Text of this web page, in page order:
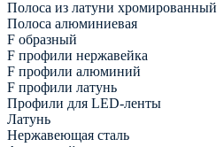
Полоса из латуни хромированный
Полоса алюминиевая
F образный
F профили нержавейка
F профили алюминий
F профили латунь
Профили для LED-ленты
Латунь
Нержавеющая сталь